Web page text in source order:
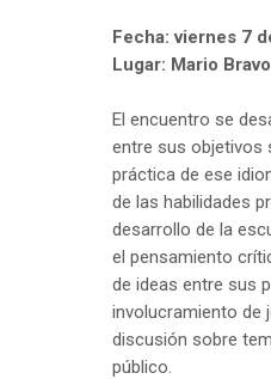
Fecha: viernes 7
Lugar: Mario
El encuentro se
entre sus objetivos
práctica de ese
de las habilidades
desarrollo de la
el pensamiento
de ideas entre sus
involucramiento de
discusión sobre
público.